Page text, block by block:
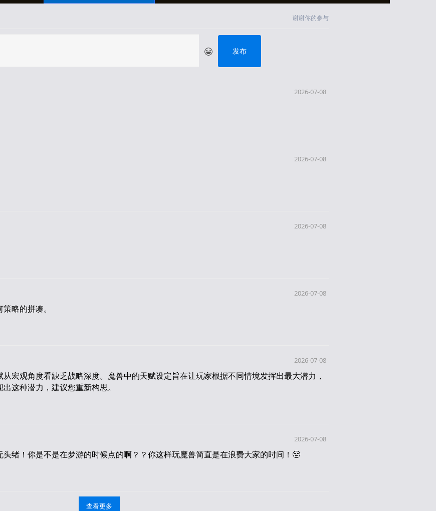
谢谢你的参与
发布
2026-07-08
2026-07-08
2026-07-08
2026-07-08
略的拼凑。
2026-07-08
宏观角度看缺乏战略深度。魔兽中的天赋设定旨在让玩家根据不同情境发挥出最大潜力，
这种潜力，建议您重新构思。
2026-07-08
绪！你是不是在梦游的时候点的啊？？你这样玩魔兽简直是在浪费大家的时间！😤
查看更多